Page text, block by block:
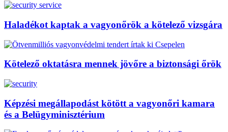
Haladékot kaptak a vagyonőrök a kötelező vizsgára
Kötelező oktatásra mennek jövőre a biztonsági őrök
Képzési megállapodást kötött a vagyonőri kamara
és a Belügyminisztérium